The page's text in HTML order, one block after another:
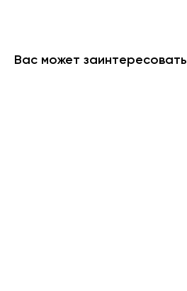
Вас может заинтересовать